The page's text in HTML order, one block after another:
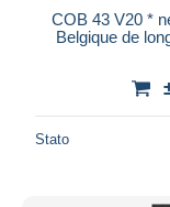
Chiude fra
Dalle
COB 43 V20 *
Belgique de
Stato